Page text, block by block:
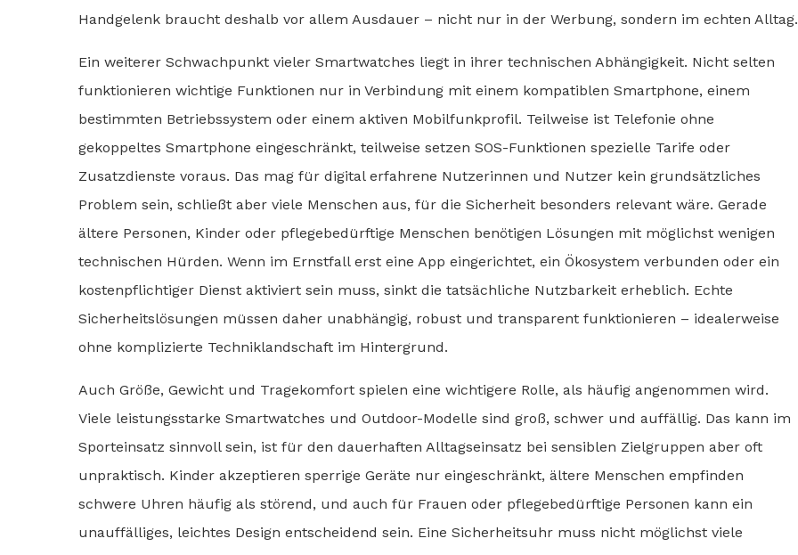
Handgelenk braucht deshalb vor allem Ausdauer – nicht nur in der Werbung, sondern im echten Alltag.
Ein weiterer Schwachpunkt vieler Smartwatches liegt in ihrer technischen Abhängigkeit. Nicht selten
funktionieren wichtige Funktionen nur in Verbindung mit einem kompatiblen Smartphone, einem
bestimmten Betriebssystem oder einem aktiven Mobilfunkprofil. Teilweise ist Telefonie ohne
gekoppeltes Smartphone eingeschränkt, teilweise setzen SOS-Funktionen spezielle Tarife oder
Zusatzdienste voraus. Das mag für digital erfahrene Nutzerinnen und Nutzer kein grundsätzliches
Problem sein, schließt aber viele Menschen aus, für die Sicherheit besonders relevant wäre. Gerade
ältere Personen, Kinder oder pflegebedürftige Menschen benötigen Lösungen mit möglichst wenigen
technischen Hürden. Wenn im Ernstfall erst eine App eingerichtet, ein Ökosystem verbunden oder ein
kostenpflichtiger Dienst aktiviert sein muss, sinkt die tatsächliche Nutzbarkeit erheblich. Echte
Sicherheitslösungen müssen daher unabhängig, robust und transparent funktionieren – idealerweise
ohne komplizierte Techniklandschaft im Hintergrund.
Auch Größe, Gewicht und Tragekomfort spielen eine wichtigere Rolle, als häufig angenommen wird.
Viele leistungsstarke Smartwatches und Outdoor-Modelle sind groß, schwer und auffällig. Das kann im
Sporteinsatz sinnvoll sein, ist für den dauerhaften Alltagseinsatz bei sensiblen Zielgruppen aber oft
unpraktisch. Kinder akzeptieren sperrige Geräte nur eingeschränkt, ältere Menschen empfinden
schwere Uhren häufig als störend, und auch für Frauen oder pflegebedürftige Personen kann ein
unauffälliges, leichtes Design entscheidend sein. Eine Sicherheitsuhr muss nicht möglichst viele